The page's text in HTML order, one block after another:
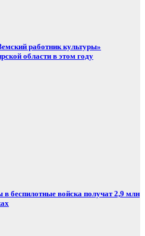
работник культуры»
области в этом году
в беспилотные войска получат 2,9 млн